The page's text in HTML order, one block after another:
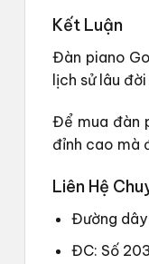
Kết Luận
Đàn piano
lịch sử lâu
Để mua đàn
đỉnh cao mà
Liên Hệ
Đường
ĐC: Số